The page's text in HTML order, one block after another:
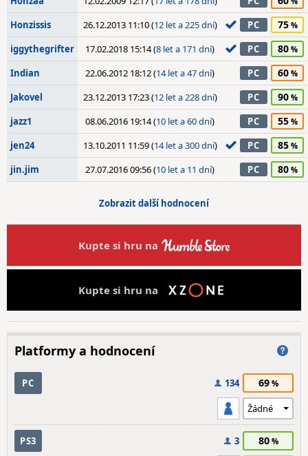
Honzissis 26.12.2013 11:10 (12 let a 225 dní) PC 75
iggythegrifter 17.02.2018 15:14 (8 let a 171 dní) PC 80
Indian 22.06.2012 18:12 (14 let a 47 dní) PC 60
Jakovel 23.12.2013 17:23 (12 let a 228 dní) PC 90
jazz1 08.06.2016 19:14 (10 let a 60 dní) PC 55
jen24 13.10.2011 11:59 (14 let a 300 dní) PC 85
jin.jim 27.07.2016 09:56 (10 let a 11 dní) PC 80
Zobrazit další hodnocení
Kupte si hru na
Kupte si hru na
Platformy a hodnocení
PC 134 69
PS3 3 80